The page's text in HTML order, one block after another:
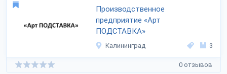
Производственное
предприятие «Арт
ПОДСТАВКА»
Калининград 3
0 отзывов